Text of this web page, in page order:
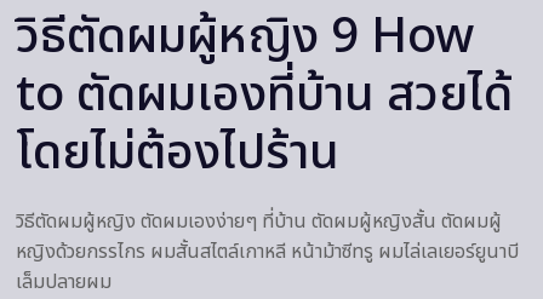
วิธีตัดผมผู้หญิง 9 How
to ตัดผมเองที่บ้าน สวยได้
โดยไม่ต้องไปร้าน
วิธีตัดผมผู้หญิง ตัดผมเองง่ายๆ ที่บ้าน ตัดผมผู้หญิงสั้น ตัดผมผู้
หญิงด้วยกรรไกร ผมสั้นสไตล์เกาหลี หน้าม้าซีทรู ผมไล่เลเยอร์ยูนาบี
เล็มปลายผม